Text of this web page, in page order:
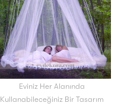
Eviniz Her Alanında
Kullanabileceğiniz Bir Tasarım